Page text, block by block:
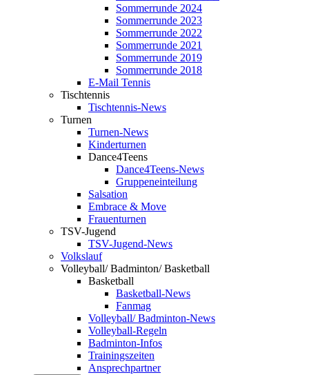
Sommerrunde 2024
Sommerrunde 2023
Sommerrunde 2022
Sommerrunde 2021
Sommerrunde 2019
Sommerrunde 2018
E-Mail Tennis
Tischtennis
Tischtennis-News
Turnen
Turnen-News
Kinderturnen
Dance4Teens
Dance4Teens-News
Gruppeneinteilung
Salsation
Embrace & Move
Frauenturnen
TSV-Jugend
TSV-Jugend-News
Volkslauf
Volleyball/ Badminton/ Basketball
Basketball
Basketball-News
Fanmag
Volleyball/ Badminton-News
Volleyball-Regeln
Badminton-Infos
Trainingszeiten
Ansprechpartner